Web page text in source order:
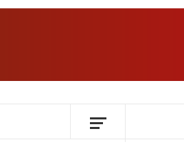
Ga
OVER